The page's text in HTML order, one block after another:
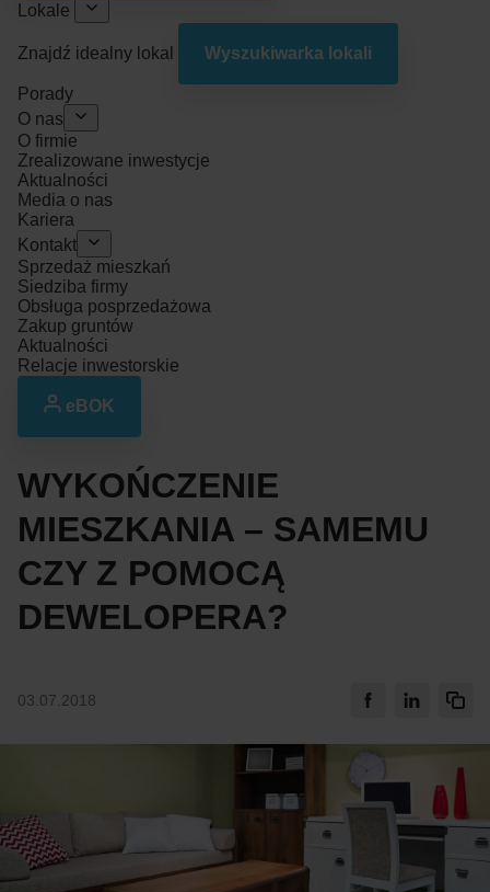
Lokale
Znajdź idealny lokal Wyszukiwarka lokali
Porady
O nas
O firmie
Zrealizowane inwestycje
Aktualności
Media o nas
Kariera
Kontakt
Sprzedaż mieszkań
Siedziba firmy
Obsługa posprzedażowa
Zakup gruntów
Aktualności
Relacje inwestorskie
eBOK
WYKOŃCZENIE
MIESZKANIA – SAMEMU
CZY Z POMOCĄ
DEWELOPERA?
03.07.2018